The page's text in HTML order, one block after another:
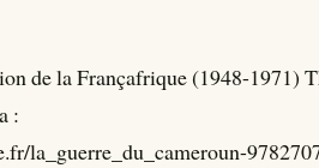
de la Françafrique (1948-1971)
:
la_guerre_du_cameroun-